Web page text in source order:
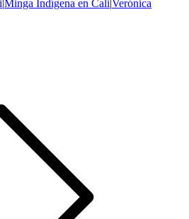
|Minga Indígena en Cali|Verónica